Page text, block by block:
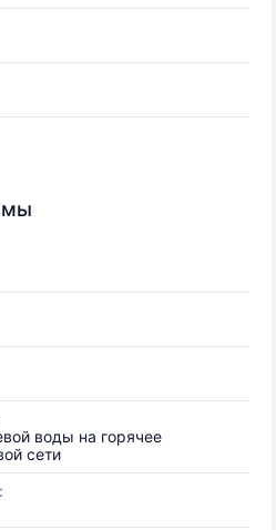
воды на горячее
сети